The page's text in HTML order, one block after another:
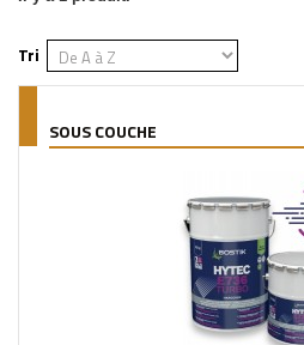
Tri
SOUS COUCHE